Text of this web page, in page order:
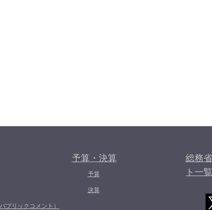
ブリックコメント）
予算・決算
予算
決算
総務
ト一覧